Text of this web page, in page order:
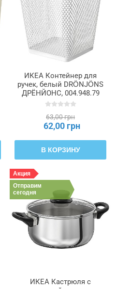
ИКЕА Контейнер для
ручек, белый DRÖNJÖNS
ДРЁНЙОНС, 004.948.79
63,00 грн
62,00 грн
В КОРЗИНУ
Акция
Отправим
сегодня
ИКЕА Кастрюля с